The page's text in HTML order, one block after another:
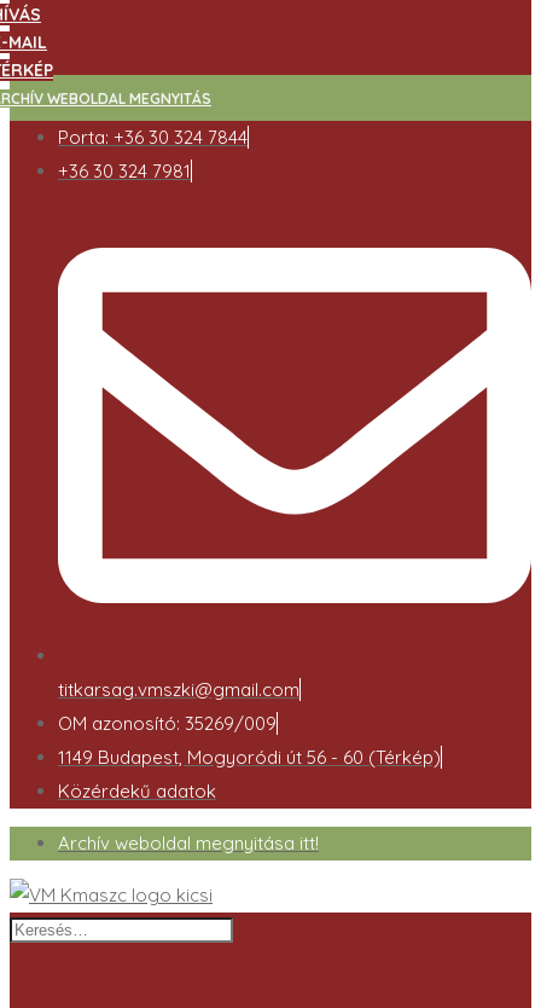
MAIL
WEBOLDAL MEGNYITÁS
Porta: +36 30 324 7844
+36 30 324 7981
titkarsag.vmszki@gmail.com
OM azonosító: 35269/009
1149 Budapest, Mogyoródi út 56 - 60 (Térkép)
Közérdekű adatok
Archív weboldal megnyitása itt!
Keresés…